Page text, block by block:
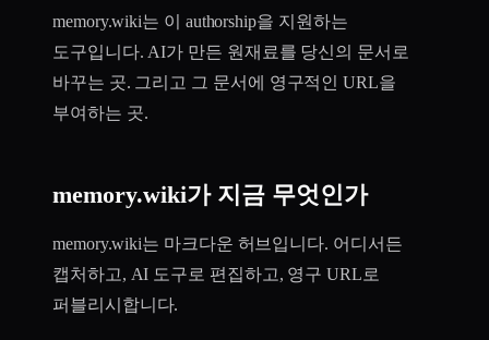
memory.wiki는 이 authorship을 지원하는
도구입니다. AI가 만든 원재료를 당신의 문서로
바꾸는 곳. 그리고 그 문서에 영구적인 URL을
부여하는 곳.
memory.wiki가 지금 무엇인가
memory.wiki는 마크다운 허브입니다. 어디서든
캡처하고, AI 도구로 편집하고, 영구 URL로
퍼블리시합니다.